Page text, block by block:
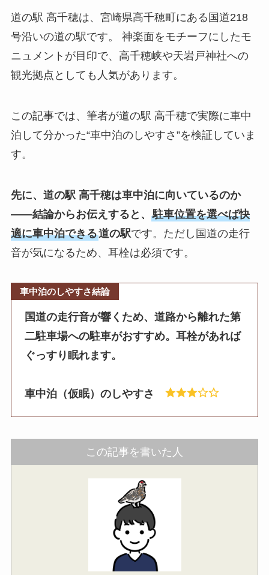
道の駅 高千穂は、宮崎県高千穂町にある国道218
号沿いの道の駅です。 神楽面をモチーフにしたモ
ニュメントが目印で、高千穂峡や天岩戸神社への
観光拠点としても人気があります。
この記事では、筆者が道の駅 高千穂で実際に車中
泊して分かった“車中泊のしやすさ”を検証していま
す。
先に、道の駅 高千穂は車中泊に向いているのか
——結論からお伝えすると、 駐車位置を選べば快
適に車中泊できる道の駅です。ただし国道の走行
音が気になるため、耳栓は必須です。
車中泊のしやすさ結論
国道の走行音が響くため、道路から離れた第
二駐車場への駐車がおすすめ。耳栓があれば
ぐっすり眠れます。
車中泊（仮眠）のしやすさ
この記事を書いた人